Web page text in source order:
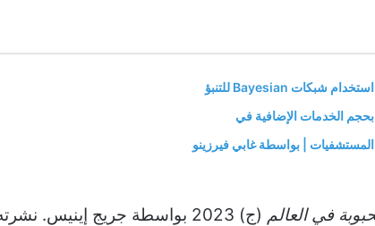
استخدام شبكات Bayesian للتنبؤ
بحجم الخدمات الإضافية في
المستشفيات | بواسطة غابي فيرزينو